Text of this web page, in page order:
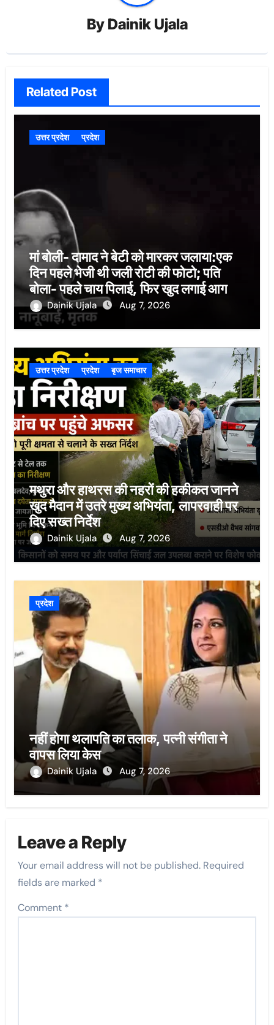
By Dainik Ujala
Related Post
उत्तर प्रदेश प्रदेश
मां बोली- दामाद ने बेटी को मारकर जलाया:एक
दिन पहले भेजी थी जली रोटी की फोटो; पति
बोला- पहले चाय पिलाई, फिर खुद लगाई आग
Dainik Ujala Aug 7, 2026
उत्तर प्रदेश प्रदेश बृज समाचार
मथुरा और हाथरस की नहरों की हकीकत जानने
खुद मैदान में उतरे मुख्य अभियंता, लापरवाही पर
दिए सख्त निर्देश
Dainik Ujala Aug 7, 2026
प्रदेश
नहीं होगा थलापति का तलाक, पत्नी संगीता ने
वापस लिया केस
Dainik Ujala Aug 7, 2026
Leave a Reply
Your email address will not be published. Required
fields are marked *
Comment *